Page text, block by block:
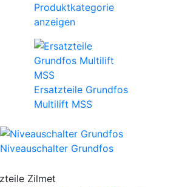
Produktkategorie
anzeigen
Ersatzteile Grundfos
Multilift MSS
Niveauschalter Grundfos